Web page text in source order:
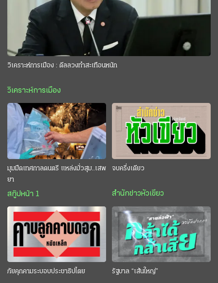
วิเคราะห์การเมือง : ดีลลวงทำสะเทือนหนัก
วิเคราะห์การเมือง
มุมมืดเทศกาลดนตรี แหล่งมั่วสุม..เสพ
ยา
สกู๊ปหน้า 1
จบครึ่งเดียว
สำนักข่าวหัวเขียว
ภัยคุกคามระบอบประชาธิปไตย รัฐบาล “เส้นใหญ่”